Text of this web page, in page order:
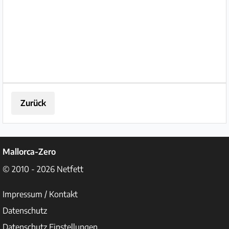
Zurück
Mallorca-Zero
© 2010 - 2026 Netfett
Impressum / Kontakt
Datenschutz